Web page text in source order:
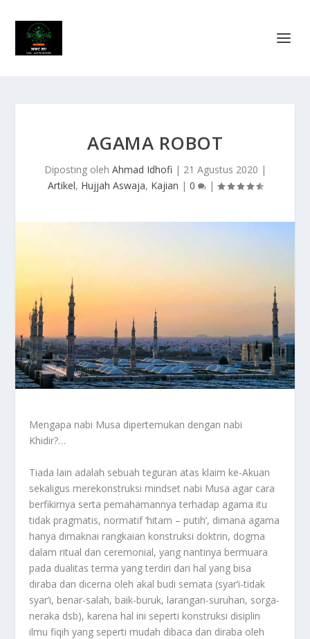
AGAMA ROBOT
Diposting oleh Ahmad Idhofi | 21 Agustus 2020 |
Artikel, Hujjah Aswaja, Kajian | 0 |
Mengapa nabi Musa dipertemukan dengan nabi
Khidir?…
Tiada lain adalah sebuah teguran atas klaim ke-Akuan
sekaligus merekonstruksi mindset nabi Musa agar cara
berfikirnya serta pemahamannya terhadap agama itu
tidak pragmatis, normatif ‘hitam – putih’, dimana agama
hanya dimaknai rangkaian konstruksi doktrin, dogma
dalam ritual dan ceremonial, yang nantinya bermuara
pada dualitas terma yang terdiri dari hal yang bisa
diraba dan dicerna oleh akal budi semata (syar’i-tidak
syar’i, benar-salah, baik-buruk, larangan-suruhan, sorga-
neraka dsb), karena hal ini seperti konstruksi disiplin
ilmu fiqih yang seperti mudah dibaca dan diraba oleh